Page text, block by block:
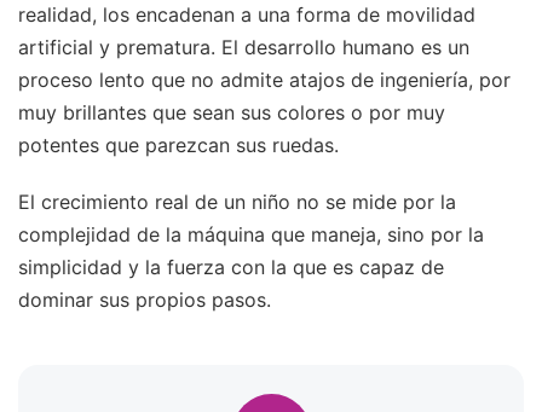
realidad, los encadenan a una forma de movilidad
artificial y prematura. El desarrollo humano es un
proceso lento que no admite atajos de ingeniería, por
muy brillantes que sean sus colores o por muy
potentes que parezcan sus ruedas.
El crecimiento real de un niño no se mide por la
complejidad de la máquina que maneja, sino por la
simplicidad y la fuerza con la que es capaz de
dominar sus propios pasos.